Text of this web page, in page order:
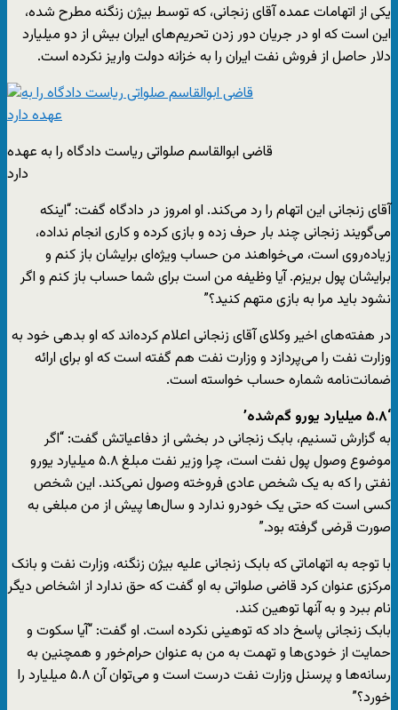
یکی از اتهامات عمده‌ آقای زنجانی، که توسط بیژن زنگنه مطرح شده،
این است که او در جریان دور زدن تحریم‌های ایران بیش از دو میلیارد
دلار حاصل از فروش نفت ایران را به خزانه دولت واریز نکرده است.
قاضی ابوالقاسم صلواتی ریاست دادگاه را به عهده
دارد
آقای زنجانی این اتهام را رد می‌کند. او امروز در دادگاه گفت: “اینکه
می‌گویند زنجانی چند بار حرف زده و بازی کرده و کاری انجام نداده،
زیاده‌روی است، می‌خواهند من حساب ویژه‌ای برایشان باز کنم و
برایشان پول بریزم. آیا وظیفه من است برای شما حساب باز کنم و اگر
نشود باید مرا به بازی متهم کنید؟”
در هفته‌های اخیر وکلای آقای زنجانی اعلام کرده‌اند که او بدهی خود به
وزارت نفت را می‌پردازد و وزارت نفت هم گفته است که او برای ارائه
ضمانت‌نامه شماره حساب خواسته است.
‘۵.۸ میلیارد یورو گم‌شده’
به گزارش تسنیم، بابک زنجانی در بخشی از دفاعیاتش گفت: “اگر
موضوع وصول پول نفت است، چرا وزیر نفت مبلغ ۵.۸ میلیارد یورو
نفتی را که به یک شخص عادی فروخته وصول نمی‌کند. این شخص
کسی است که حتی یک خودرو ندارد و سال‌ها پیش از من مبلغی به
صورت قرضی گرفته بود.”
با توجه به اتهاماتی که بابک زنجانی علیه بیژن زنگنه، وزارت نفت و بانک
مرکزی عنوان کرد قاضی صلواتی به او گفت که حق ندارد از اشخاص دیگر
نام ببرد و به آنها توهین کند.
بابک زنجانی پاسخ داد که توهینی نکرده است. او گفت: “آیا سکوت و
حمایت از خودی‌ها و تهمت به من به عنوان حرام‌خور و همچنین به
رسانه‌ها و پرسنل وزارت نفت درست است و می‌توان آن ۵.۸ میلیارد را
خورد؟”